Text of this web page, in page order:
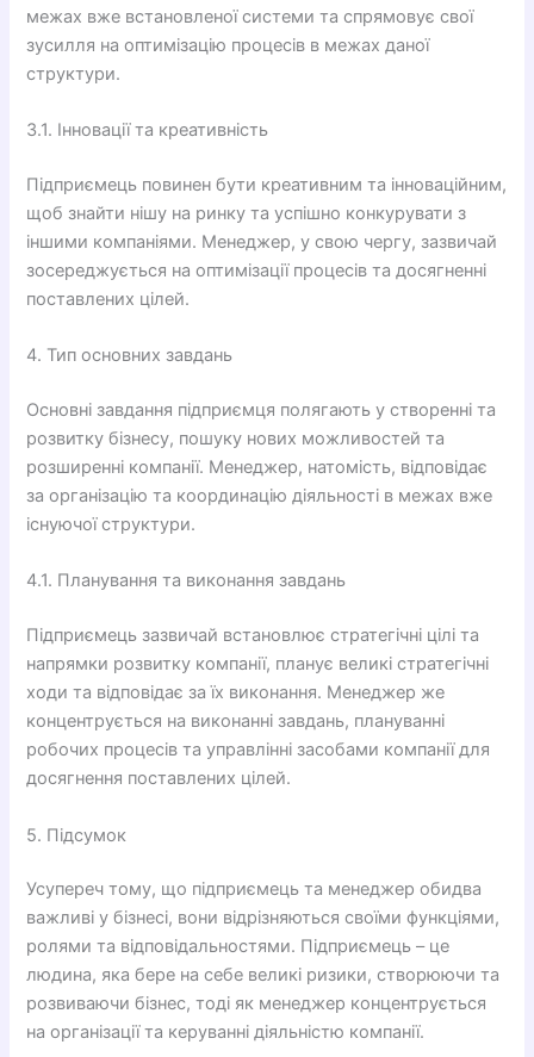
межах вже встановленої системи та спрямовує свої
зусилля на оптимізацію процесів в межах даної
структури.
3.1. Інновації та креативність
Підприємець повинен бути креативним та інноваційним,
щоб знайти нішу на ринку та успішно конкурувати з
іншими компаніями. Менеджер, у свою чергу, зазвичай
зосереджується на оптимізації процесів та досягненні
поставлених цілей.
4. Тип основних завдань
Основні завдання підприємця полягають у створенні та
розвитку бізнесу, пошуку нових можливостей та
розширенні компанії. Менеджер, натомість, відповідає
за організацію та координацію діяльності в межах вже
існуючої структури.
4.1. Планування та виконання завдань
Підприємець зазвичай встановлює стратегічні цілі та
напрямки розвитку компанії, планує великі стратегічні
ходи та відповідає за їх виконання. Менеджер же
концентрується на виконанні завдань, плануванні
робочих процесів та управлінні засобами компанії для
досягнення поставлених цілей.
5. Підсумок
Усупереч тому, що підприємець та менеджер обидва
важливі у бізнесі, вони відрізняються своїми функціями,
ролями та відповідальностями. Підприємець – це
людина, яка бере на себе великі ризики, створюючи та
розвиваючи бізнес, тоді як менеджер концентрується
на організації та керуванні діяльністю компанії.